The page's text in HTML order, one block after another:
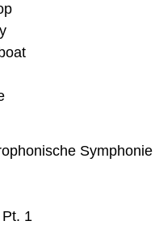
1